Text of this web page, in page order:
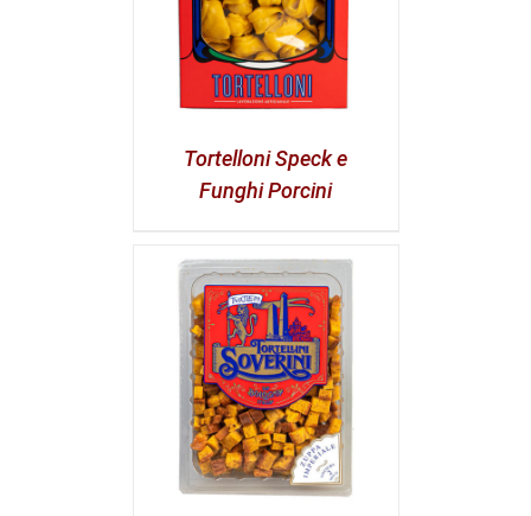
Tortelloni Speck e
Funghi Porcini